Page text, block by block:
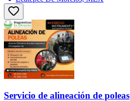
Servicio de alineación de poleas